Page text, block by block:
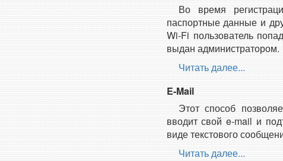
Во время
паспортные данные и
Wi-Fi пользователь
выдан администратором.
Читать далее...
E-Mail
Этот способ
вводит свой e-mail и
виде текстового
Читать далее...